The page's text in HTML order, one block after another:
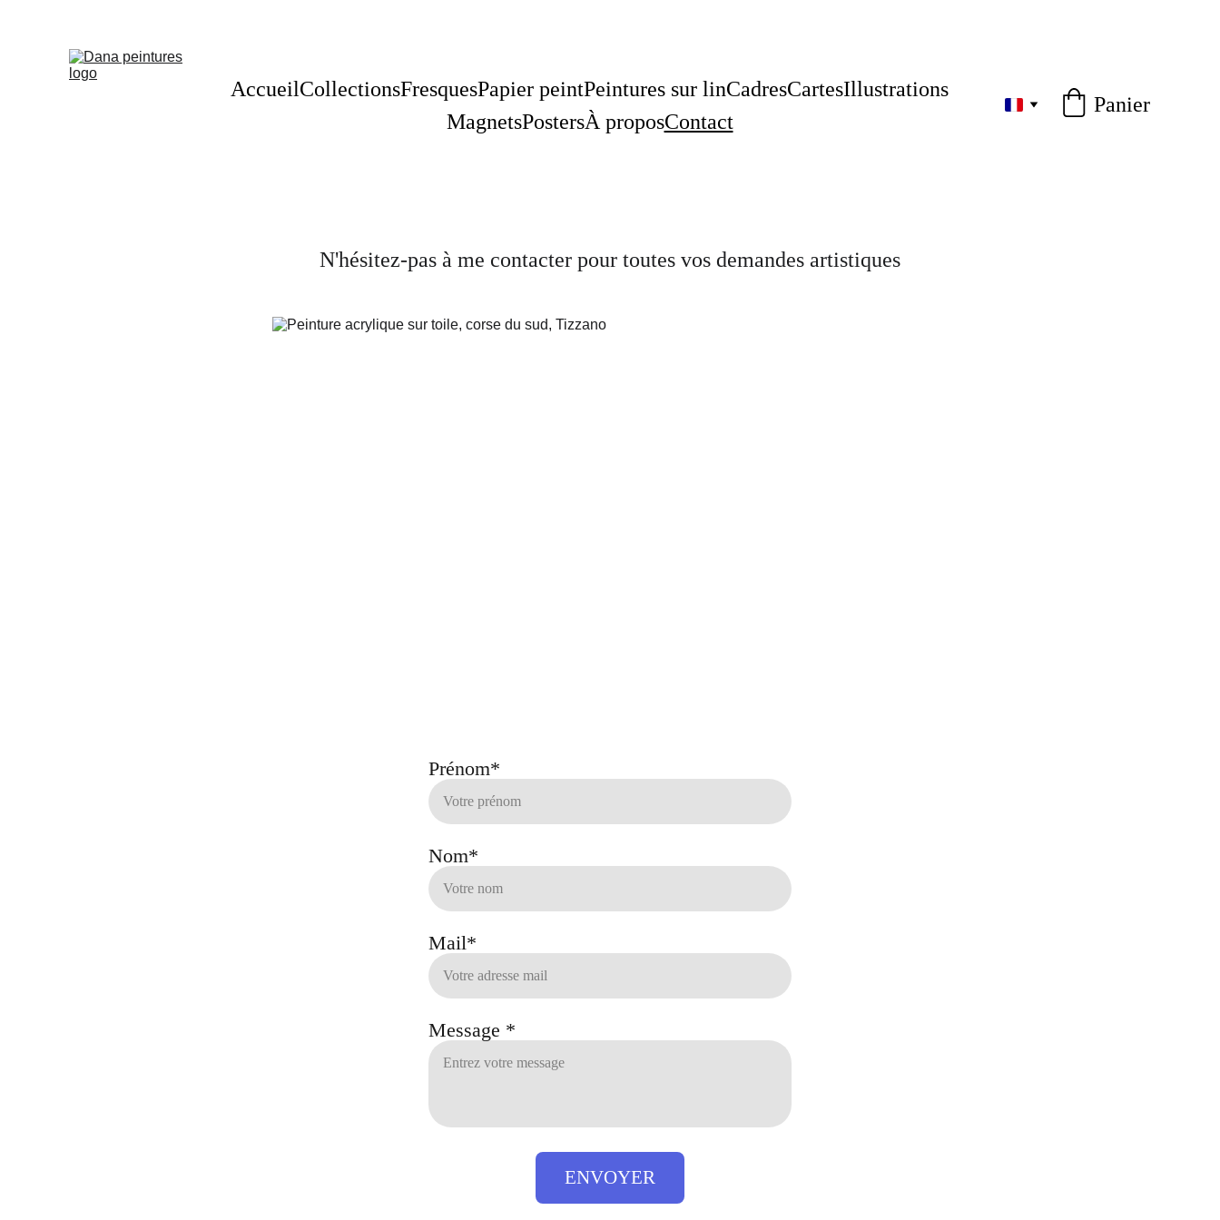
AccueilCollectionsFresquesPapier peintPeintures sur linCadresCartesIllustrations
MagnetsPostersÀ proposContact
Panier
Prénom*
Nom*
Mail*
Message *
ENVOYER
N'hésitez-pas à me contacter pour toutes vos demandes artistiques